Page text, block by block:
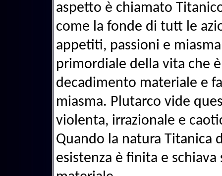
aspetto è chiamato
come la fonde di tutt le
appetiti, passioni e
primordiale della vita che
decadimento materiale e
miasma. Plutarco vide
violenta, irrazionale e
Quando la natura Titanica
esistenza è finita e